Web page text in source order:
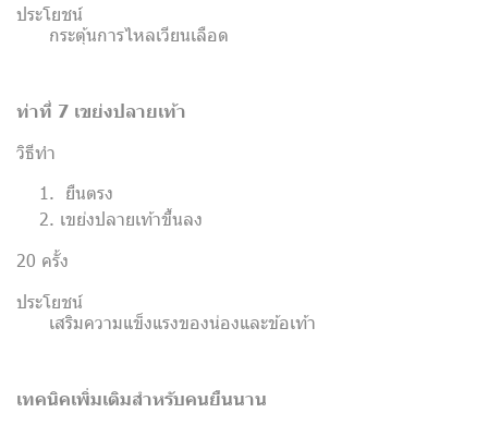
ประโยชน์
กระตุ้นการไหลเวียนเลือด
ท่าที่ 7 เขย่งปลายเท้า
วิธีทำ
ยืนตรง
เขย่งปลายเท้าขึ้นลง
20 ครั้ง
ประโยชน์
เสริมความแข็งแรงของน่องและข้อเท้า
เทคนิคเพิ่มเติมสำหรับคนยืนนาน